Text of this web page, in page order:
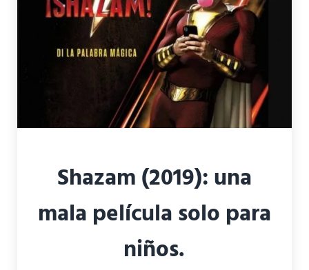
Shazam (2019): una
mala película solo para
niños.